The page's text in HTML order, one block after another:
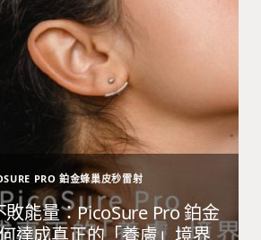
PRO 鉑金蜂巢皮秒雷射
能量：PicoSure Pro 鉑金
達成真正的「養膚」境界